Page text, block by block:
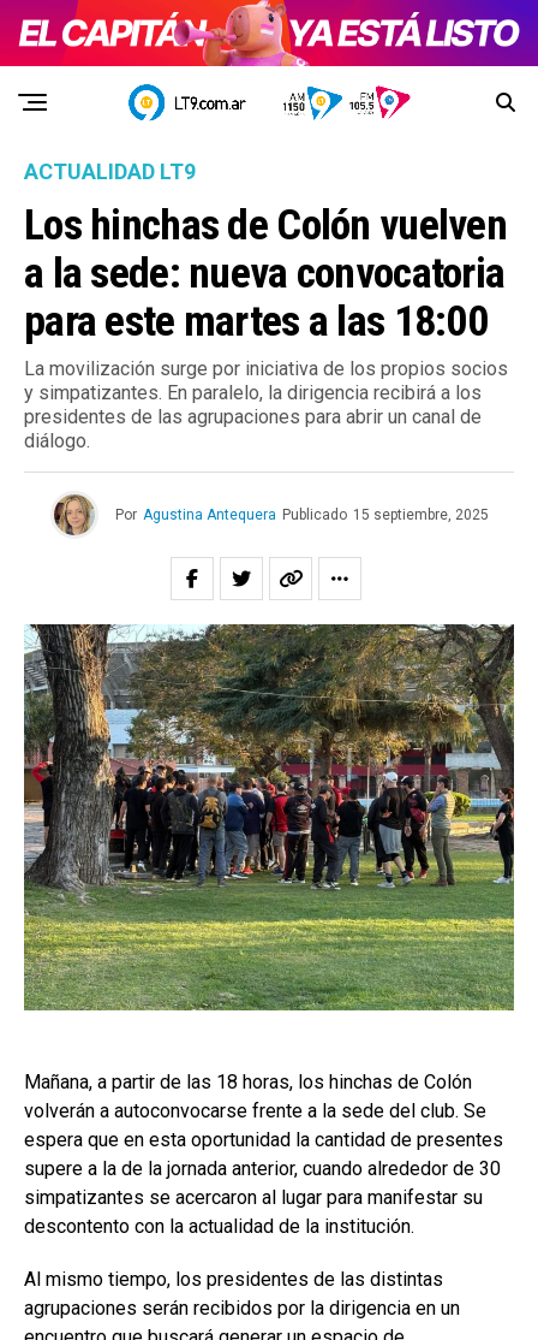
ACTUALIDAD LT9
Los hinchas de Colón vuelven
a la sede: nueva convocatoria
para este martes a las 18:00
La movilización surge por iniciativa de los propios socios
y simpatizantes. En paralelo, la dirigencia recibirá a los
presidentes de las agrupaciones para abrir un canal de
diálogo.
Por Agustina Antequera Publicado 15 septiembre, 2025
Mañana, a partir de las 18 horas, los hinchas de Colón
volverán a autoconvocarse frente a la sede del club. Se
espera que en esta oportunidad la cantidad de presentes
supere a la de la jornada anterior, cuando alrededor de 30
simpatizantes se acercaron al lugar para manifestar su
descontento con la actualidad de la institución.
Al mismo tiempo, los presidentes de las distintas
agrupaciones serán recibidos por la dirigencia en un